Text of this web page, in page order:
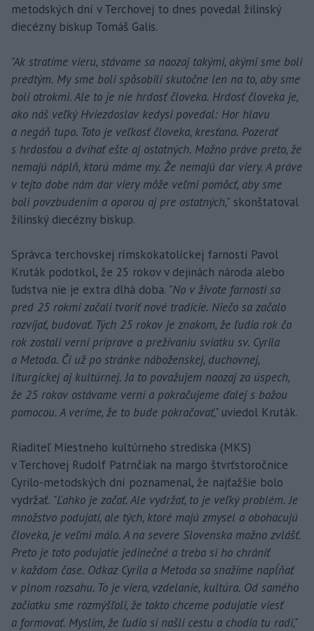
metodských dní v Terchovej to dnes povedal žilinský
diecézny biskup Tomáš Galis.
"Ak stratíme vieru, stávame sa naozaj takými, akými sme boli
predtým. My sme boli spôsobilí skutočne len na to, aby sme
boli otrokmi. Ale to je nie hrdosť človeka. Hrdosť človeka je,
ako náš veľký Hviezdoslav kedysi povedal: Hor hlavu
a negáň tupo. Toto je veľkosť človeka, kresťana. Pozerať
s hrdosťou a dvíhať ešte aj ostatných. Možno práve preto, že
nemajú náplň, ktorú máme my. Že nemajú dar viery. A práve
v tejto dobe nám dar viery môže veľmi pomôcť, aby sme
boli povzbudením a oporou aj pre ostatných," skonštatoval
žilinský diecézny biskup.
Správca terchovskej rímskokatolíckej farnosti Pavol
Kruták podotkol, že 25 rokov v dejinách národa alebo
ľudstva nie je extra dlhá doba. "No v živote farnosti sa
pred 25 rokmi začali tvoriť nové tradície. Niečo sa začalo
rozvíjať, budovať. Tých 25 rokov je znakom, že ľudia rok čo
rok zostali verní príprave a prežívaniu sviatku sv. Cyrila
a Metoda. Či už po stránke náboženskej, duchovnej,
liturgickej aj kultúrnej. Ja to považujem naozaj za úspech,
že 25 rokov ostávame verní a pokračujeme ďalej s božou
pomocou. A veríme, že to bude pokračovať," uviedol Kruták.
Riaditeľ Miestneho kultúrneho strediska (MKS)
v Terchovej Rudolf Patrnčiak na margo štvrťstoročnice
Cyrilo-metodských dní poznamenal, že najťažšie bolo
vydržať. "Ľahko je začať. Ale vydržať, to je veľký problém. Je
množstvo podujatí, ale tých, ktoré majú zmysel a obohacujú
človeka, je veľmi málo. A na severe Slovenska možno zvlášť.
Preto je toto podujatie jedinečné a treba si ho chrániť
v každom čase. Odkaz Cyrila a Metoda sa snažíme napĺňať
v plnom rozsahu. To je viera, vzdelanie, kultúra. Od samého
začiatku sme rozmýšľali, že takto chceme podujatie viesť
a formovať. Myslím, že ľudia si našli cestu a chodia tu radi,"